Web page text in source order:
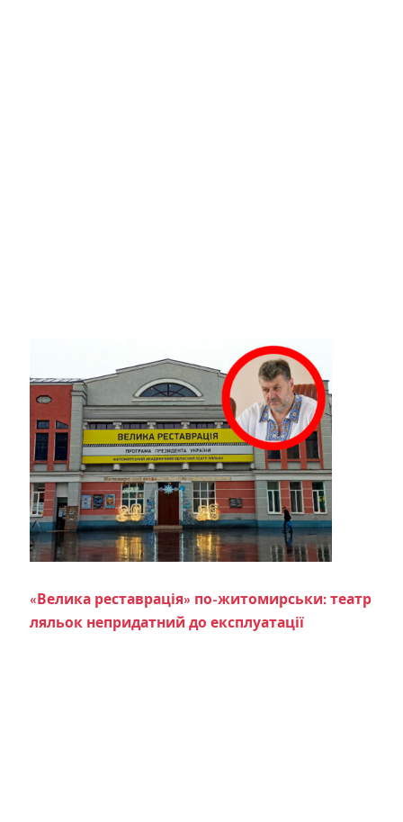
«Велика реставрація» по-житомирськи: театр
ляльок непридатний до експлуатації